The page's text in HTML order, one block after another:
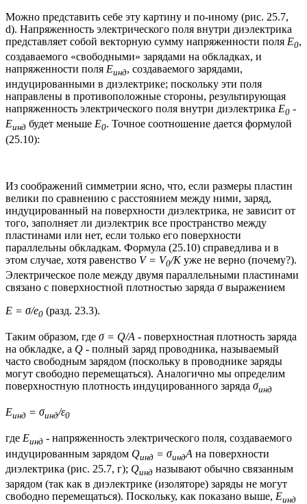
Можно представить себе эту картину и по-иному (рис. 25.7,
d). Напряженность электрического поля внутри диэлектрика
представляет собой векторную сумму напряженности поля Е0,
создаваемого «свободными» зарядами на обкладках, и
напряженности поля Еинд, создаваемого зарядами,
индуцированными в диэлектрике; поскольку эти поля
направлены в противоположные стороны, результирующая
напряженность электрического поля внутри диэлектрика Е0 -
Еинд будет меньше Е0. Точное соотношение дается формулой
(25.10):
Из соображений симметрии ясно, что, если размеры пластин
велики по сравнению с расстоянием между ними, заряд,
индуцированный на поверхности диэлектрика, не зависит от
того, заполняет ли диэлектрик все пространство между
пластинами или нет, если только его поверхности
параллельны обкладкам. Формула (25.10) справедлива и в
этом случае, хотя равенство V = V0/Kуже не верно (почему?).
Электрическое поле между двумя параллельными пластинами
связано с поверхностной плотностью заряда σвыражением
Е = σ/е0 (разд. 23.3).
Таким образом, где σ = Q/A - поверхностная плотность заряда
на обкладке, а Q - полный заряд проводника, называемый
часто свободным зарядом (поскольку в проводнике заряды
могут свободно перемещаться). Аналогично мы определим
поверхностную плотность индуцированного заряда σинд
Еинд = σинд/ε0
где Eинд - напряженность электрического поля, создаваемого
индуцированным зарядом Qинд = σиндA на поверхности
диэлектрика (рис. 25.7, г); Qинд называют обычно связанным
зарядом (так как в диэлектрике (изоляторе) заряды не могут
свободно перемещаться). Поскольку, как показано выше, Еинд